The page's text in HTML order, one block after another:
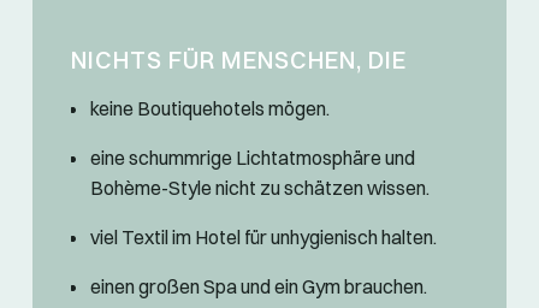
NICHTS FÜR MENSCHEN, DIE
keine Boutiquehotels mögen.
eine schummrige Lichtatmosphäre und
Bohème-Style nicht zu schätzen wissen.
viel Textil im Hotel für unhygienisch halten.
einen großen Spa und ein Gym brauchen.